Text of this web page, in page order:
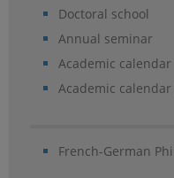
Doctoral school
Annual seminar
Academic calendar
Academic calendar
French-German